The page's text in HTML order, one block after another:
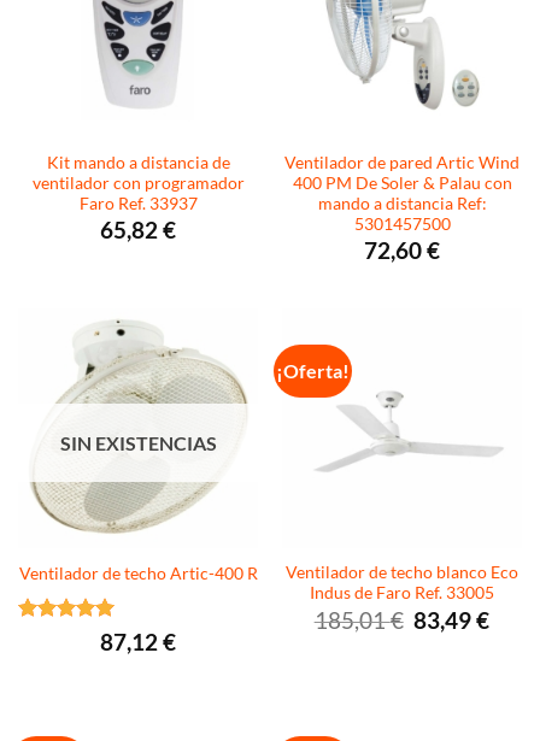
Kit mando a distancia de
ventilador con programador
Faro Ref. 33937
65,82 €
Ventilador de pared Artic Wind
400 PM De Soler & Palau con
mando a distancia Ref:
5301457500
72,60€
SIN EXISTENCIAS
Ventilador de techo Artic-400 R
de 587,12 €
¡Oferta!
Ventilador de techo blanco Eco
Indus de Faro Ref. 33005
185,01€ El
precio
83,49€El
precio